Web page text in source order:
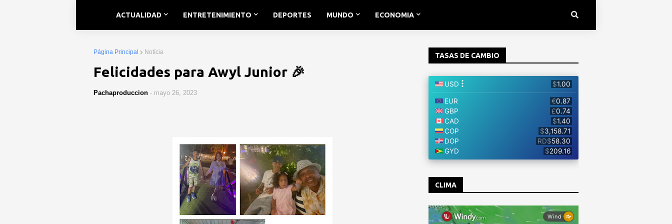
ACTUALIDAD ENTRETENIMIENTO DEPORTES MUNDO ECONOMIA
Página Principal Notícia
Felicidades para Awyl Junior 🎉
Pachaproduccion - mayo 26, 2023
TASAS DE CAMBIO
CLIMA